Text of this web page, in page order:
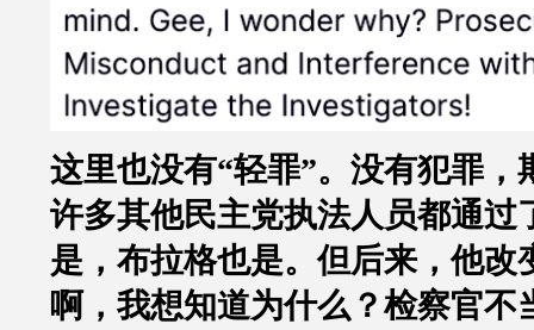
这里也没有“轻罪”。没有犯罪，
许多其他民主党执法人员都通过
是，布拉格也是。但后来，他改
啊，我想知道为什么？检察官不